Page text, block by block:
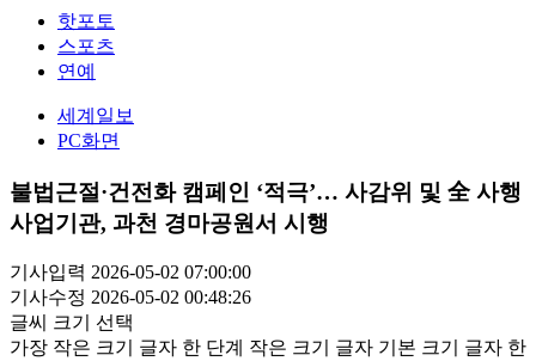
핫포토
스포츠
연예
세계일보
PC화면
불법근절·건전화 캠페인 ‘적극’… 사감위 및 全 사행
사업기관, 과천 경마공원서 시행
기사입력 2026-05-02 07:00:00
기사수정 2026-05-02 00:48:26
글씨 크기 선택
가장 작은 크기 글자 한 단계 작은 크기 글자 기본 크기 글자 한